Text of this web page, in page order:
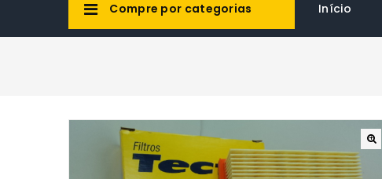
Compre por categorias Início